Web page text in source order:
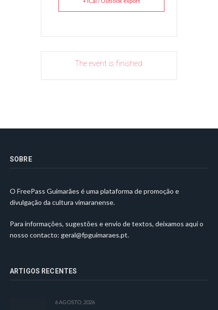
The event is finished.
SOBRE
O FreePass Guimarães é uma plataforma de promoção e
divulgação da cultura vimaranense.
Para informações, sugestões e envio de textos, deixamos aqui o
nosso contacto: geral@fpguimaraes.pt.
ARTIGOS RECENTES
6 AGOSTO, 2026